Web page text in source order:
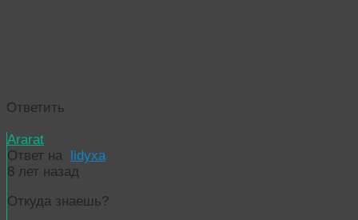
Ответить
Ararat
Ответ на lidyxa
8 лет назад
Откуда знаешь?